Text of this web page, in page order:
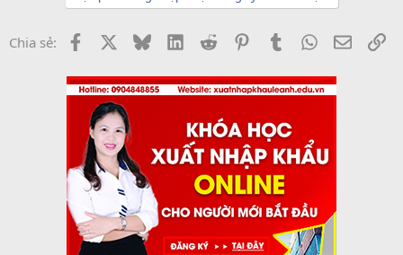
Chia sẻ: Facebook BlueskyLinkedInReddit PinterestTumblrWhatsApp
Email